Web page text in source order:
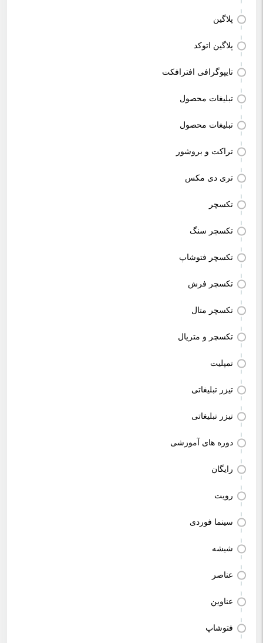
پلاگین
پلاگین اتوکد
تایپوگرافی افترافکت
تبلیغات محصول
تبلیغات محصول
تراکت و بروشور
تری دی مکس
تکسچر
تکسچر سنگ
تکسچر فتوشاپ
تکسچر فرش
تکسچر متال
تکسچر و متریال
تمپلیت
تیزر تبلیغاتی
تیزر تبلیغاتی
دوره های آموزشی
رایگان
رویت
سینما فوردی
شیشه
عناصر
عناوین
فتوشاپ